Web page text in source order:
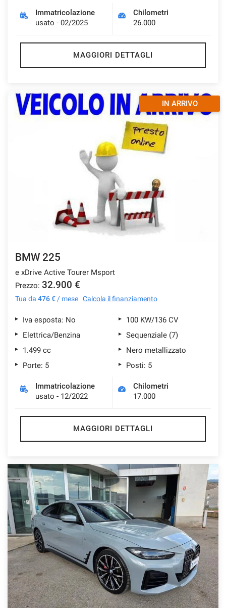
Immatricolazione
usato - 02/2025
Chilometri
26.000
MAGGIORI DETTAGLI
IN ARRIVO
BMW 225
e xDrive Active Tourer Msport
Prezzo: 32.900 €
Tua da 476 € / mese Calcola il finanziamento
Iva esposta: No
100 KW/136 CV
Elettrica/Benzina
Sequenziale (7)
1.499 cc
Nero metallizzato
Porte: 5
Posti: 5
Immatricolazione
usato - 12/2022
Chilometri
17.000
MAGGIORI DETTAGLI